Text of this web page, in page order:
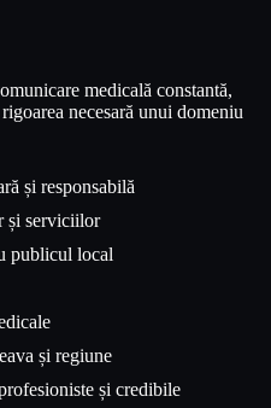
medicală constantă,
necesară unui domeniu
și responsabilă
și serviciilor
publicul local
și regiune
și credibile